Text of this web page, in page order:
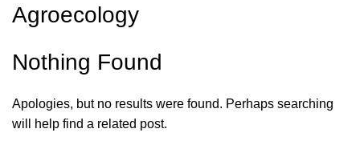
Agroecology
Nothing Found
Apologies, but no results were found. Perhaps searching
will help find a related post.